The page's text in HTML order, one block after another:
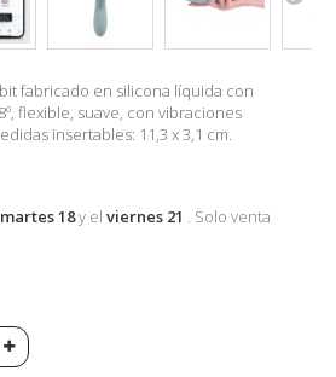
fabricado en silicona líquida con
flexible, suave, con vibraciones
insertables: 11,3 x 3,1 cm.
martes 18y el viernes 21 . Solo venta